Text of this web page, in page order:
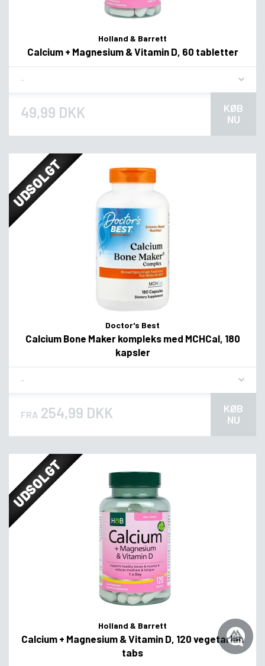
Holland & Barrett
Calcium + Magnesium & Vitamin D, 60 tabletter
49,99 DKK
KØB
NU
UDSOLGT
Doctor's Best
Calcium Bone Maker kompleks med MCHCal, 180
kapsler
FRA 254,99 DKK
KØB
NU
UDSOLGT
Holland & Barrett
Calcium + Magnesium & Vitamin D, 120 vegetarian
tabs